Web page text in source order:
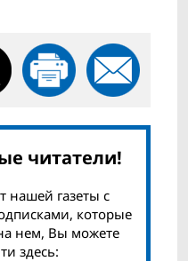
читатели!
нашей газеты с
которые
нем, Вы можете
здесь: